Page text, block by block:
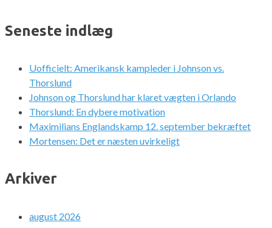
Seneste indlæg
Uofficielt: Amerikansk kampleder i Johnson vs.
Thorslund
Johnson og Thorslund har klaret vægten i Orlando
Thorslund: En dybere motivation
Maximilians Englandskamp 12. september bekræftet
Mortensen: Det er næsten uvirkeligt
Arkiver
august 2026